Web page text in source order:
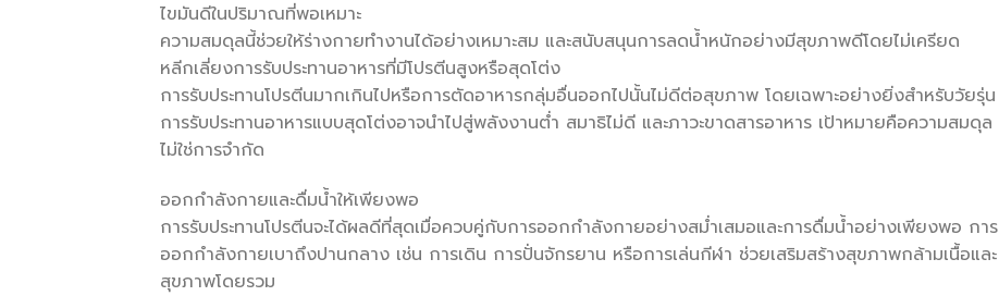
ไขมันดีในปริมาณที่พอเหมาะ
ความสมดุลนี้ช่วยให้ร่างกายทำงานได้อย่างเหมาะสม และสนับสนุนการลดน้ำหนักอย่างมีสุขภาพดีโดยไม่เครียด
หลีกเลี่ยงการรับประทานอาหารที่มีโปรตีนสูงหรือสุดโต่ง
การรับประทานโปรตีนมากเกินไปหรือการตัดอาหารกลุ่มอื่นออกไปนั้นไม่ดีต่อสุขภาพ โดยเฉพาะอย่างยิ่งสำหรับวัยรุ่น
การรับประทานอาหารแบบสุดโต่งอาจนำไปสู่พลังงานต่ำ สมาธิไม่ดี และภาวะขาดสารอาหาร เป้าหมายคือความสมดุล
ไม่ใช่การจำกัด
ออกกำลังกายและดื่มน้ำให้เพียงพอ
การรับประทานโปรตีนจะได้ผลดีที่สุดเมื่อควบคู่กับการออกกำลังกายอย่างสม่ำเสมอและการดื่มน้ำอย่างเพียงพอ การ
ออกกำลังกายเบาถึงปานกลาง เช่น การเดิน การปั่นจักรยาน หรือการเล่นกีฬา ช่วยเสริมสร้างสุขภาพกล้ามเนื้อและ
สุขภาพโดยรวม